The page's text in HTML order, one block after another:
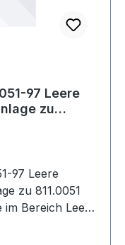
97 Leere
zu
97 Leere
zu 811.0051
Leere